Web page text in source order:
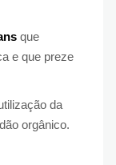
que
e que preze
da
orgânico.